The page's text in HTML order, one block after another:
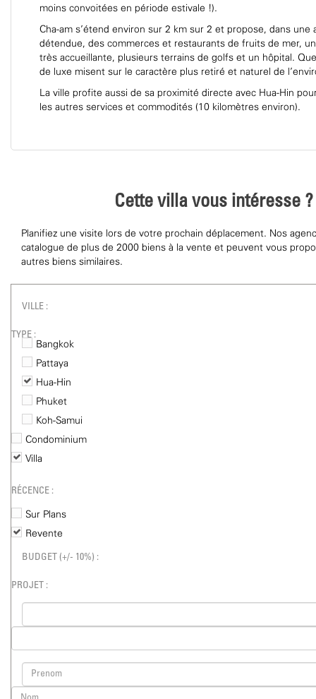
moins convoitées en période estivale !).
Cha-am s’étend environ sur 2 km sur 2 et propose, dans une
détendue, des commerces et restaurants de fruits de mer,
très accueillante, plusieurs terrains de golfs et un hôpital.
de luxe misent sur le caractère plus retiré et naturel de
La ville profite aussi de sa proximité directe avec Hua-Hin
les autres services et commodités (10 kilomètres environ).
Cette villa vous intéresse ?
Planifiez une visite lors de votre prochain déplacement. Nos
catalogue de plus de 2000 biens à la vente et peuvent vous
autres biens similaires.
VILLE :
TYPE :
Bangkok
Pattaya
Hua-Hin
Phuket
Koh-Samui
Condominium
Villa
RÉCENCE :
Sur Plans
Revente
BUDGET (+/- 10%) :
PROJET :